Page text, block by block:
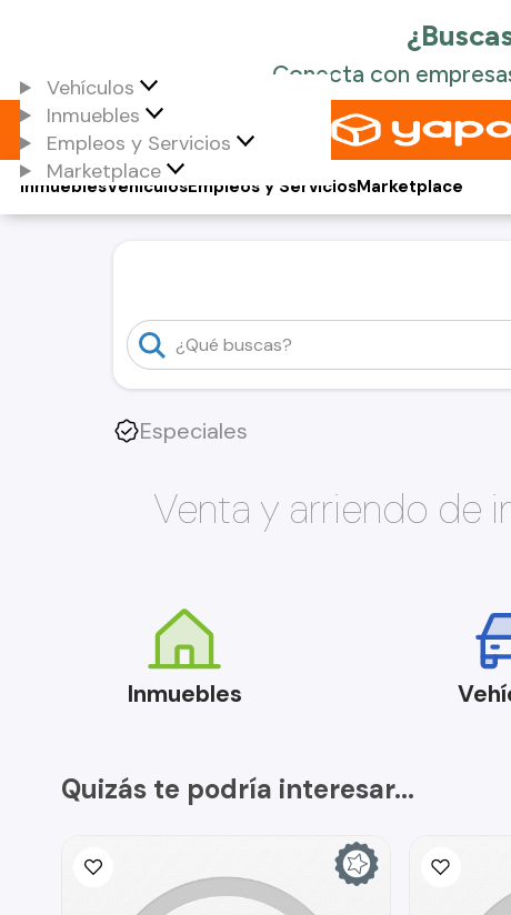
Vehículos
Inmuebles
Empleos y Servicios
Marketplace
Vehículos
Inmuebles Empleos y ServiciosMarketplace
Especiales
Venta y arriendo de
Inmuebles
Quizás te podría interesar...